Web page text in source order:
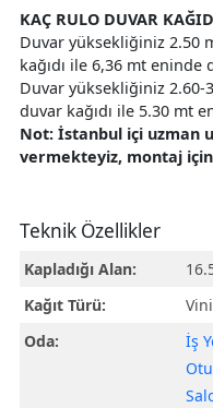
KAÇ RULO DUVAR
Duvar yüksekliğiniz 2.50
kağıdı ile 6,36 mt
Duvar yüksekliğiniz 2.60-
duvar kağıdı ile 5.30 mt
Not: İstanbul içi uzman
vermekteyiz, montaj
Teknik Özellikler
Kapladığı Alan:
Kağıt Türü:
Oda:
İş